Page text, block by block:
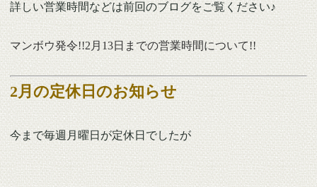
詳しい営業時間などは前回のブログをご覧ください♪
マンボウ発令!!2月13日までの営業時間について!!
2月の定休日のお知らせ
今まで毎週月曜日が定休日でしたが